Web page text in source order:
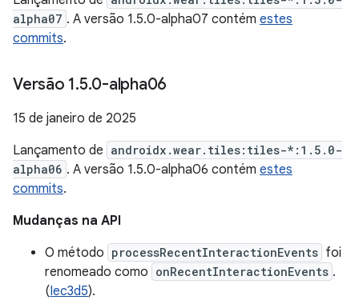
alpha07 . A versão 1.5.0-alpha07 contém estes
commits.
Versão 1.5.0-alpha06
15 de janeiro de 2025
Lançamento de androidx.wear.tiles:tiles-*:1.5.0-
alpha06 . A versão 1.5.0-alpha06 contém estes
commits.
Mudanças na API
O método processRecentInteractionEvents foi
renomeado como onRecentInteractionEvents .
(Iec3d5).